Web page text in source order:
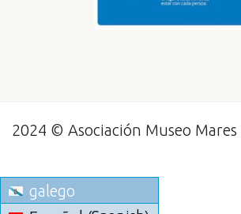
2024 © Asociación Museo Mares
galego